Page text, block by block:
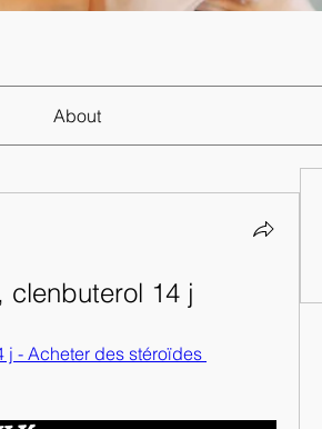
About
clenbuterol 14 j
j - Acheter des stéroïdes